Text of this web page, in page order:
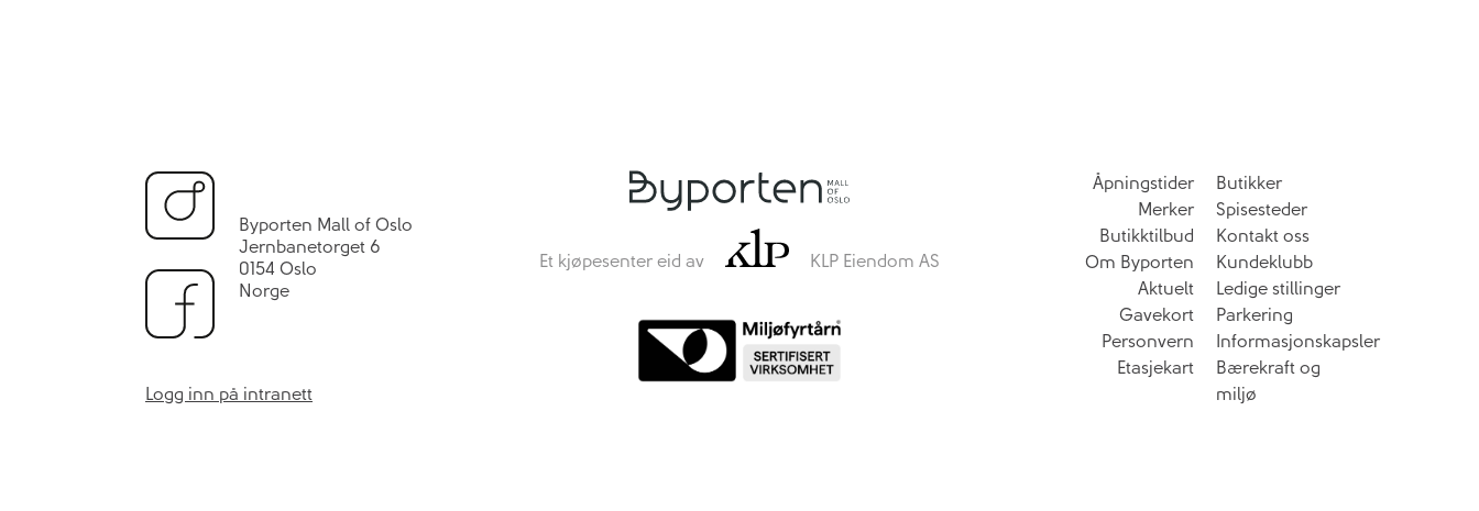
Byporten Mall of Oslo
Jernbanetorget 6
0154 Oslo
Norge
Logg inn på intranett
Et kjøpesenter eid av KLP Eiendom AS
Åpningstider
Butikker
Merker
Spisesteder
Butikktilbud
Kontakt oss
Om Byporten
Kundeklubb
Aktuelt
Ledige stillinger
Gavekort
Parkering
Personvern
Informasjonskapsler
Etasjekart
Bærekraft og
miljø